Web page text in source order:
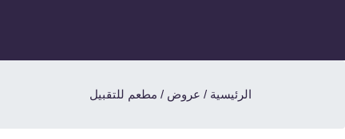
الرئيسية / عروض / مطعم للتقبيل